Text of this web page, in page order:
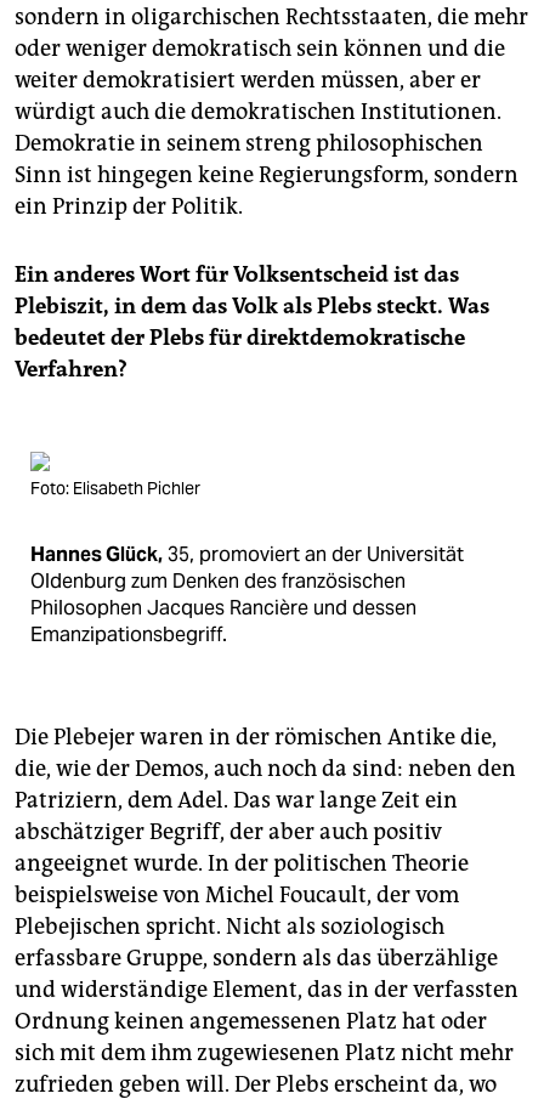
sondern in oligarchischen Rechtsstaaten, die mehr
oder weniger demokratisch sein können und die
weiter demokratisiert werden müssen, aber er
würdigt auch die demokratischen Institutionen.
Demokratie in seinem streng philosophischen
Sinn ist hingegen keine Regierungsform, sondern
ein Prinzip der Politik.
Ein anderes Wort für Volksentscheid ist das
Plebiszit, in dem das Volk als Plebs steckt. Was
bedeutet der Plebs für direktdemokratische
Verfahren?
Foto: Elisabeth Pichler
Hannes Glück,35, promoviert an der Universität
Oldenburg zum Denken des französischen
Philosophen Jacques Rancière und dessen
Emanzipationsbegriff.
Die Plebejer waren in der römischen Antike die,
die, wie der Demos, auch noch da sind: neben den
Patriziern, dem Adel. Das war lange Zeit ein
abschätziger Begriff, der aber auch positiv
angeeignet wurde. In der politischen Theorie
beispielsweise von Michel Foucault, der vom
Plebejischen spricht. Nicht als soziologisch
erfassbare Gruppe, sondern als das überzählige
und widerständige Element, das in der verfassten
Ordnung keinen angemessenen Platz hat oder
sich mit dem ihm zugewiesenen Platz nicht mehr
zufrieden geben will. Der Plebs erscheint da, wo